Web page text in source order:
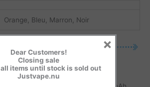
Orange, Bleu, Marron, Noir
:
Dear Customers!
Closing sale
items until stock is sold out
Justvape.nu
×